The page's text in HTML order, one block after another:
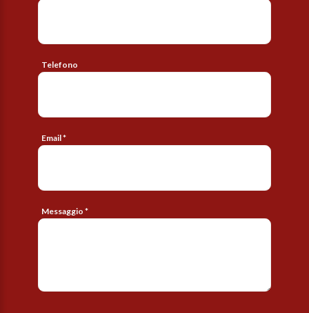
Telefono
Email *
Messaggio *